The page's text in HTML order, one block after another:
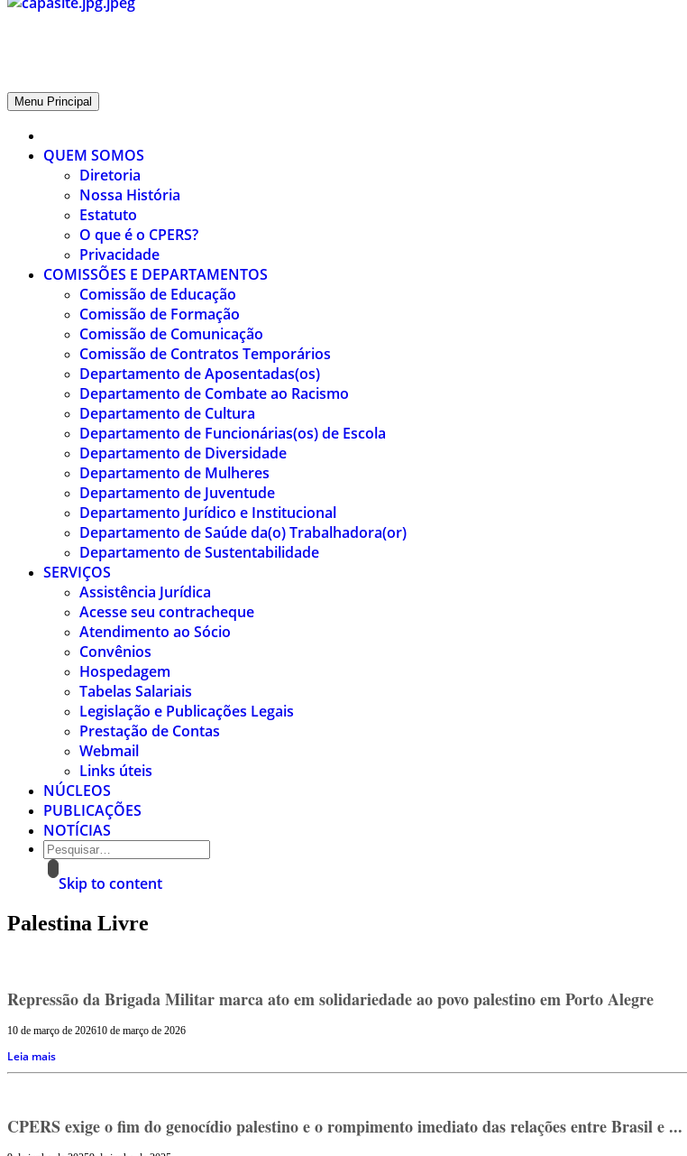
CPERS – Sindicato
CPERS – Sindicato dos Professores e Funcionários de escola do Estado do Rio Grande do Sul
Menu Principal
QUEM SOMOS
Diretoria
Nossa História
Estatuto
O que é o CPERS?
Privacidade
COMISSÕES E DEPARTAMENTOS
Comissão de Educação
Comissão de Formação
Comissão de Comunicação
Comissão de Contratos Temporários
Departamento de Aposentadas(os)
Departamento de Combate ao Racismo
Departamento de Cultura
Departamento de Funcionárias(os) de Escola
Departamento de Diversidade
Departamento de Mulheres
Departamento de Juventude
Departamento Jurídico e Institucional
Departamento de Saúde da(o) Trabalhadora(or)
Departamento de Sustentabilidade
SERVIÇOS
Assistência Jurídica
Acesse seu contracheque
Atendimento ao Sócio
Convênios
Hospedagem
Tabelas Salariais
Legislação e Publicações Legais
Prestação de Contas
Webmail
Links úteis
NÚCLEOS
PUBLICAÇÕES
NOTÍCIAS
Skip to content
Palestina Livre
Repressão da Brigada Militar marca ato em solidariedade ao povo palestino em Porto Alegre
10 de março de 202610 de março de 2026
Leia mais
CPERS exige o fim do genocídio palestino e o rompimento imediato das relações entre Brasil e ...